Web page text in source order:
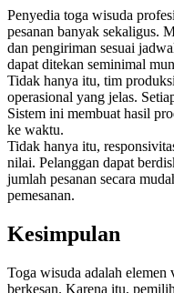
Penyedia toga wisuda
pesanan banyak sekaligus.
dan pengiriman sesuai
dapat ditekan seminimal
Tidak hanya itu, tim
operasional yang jelas.
Sistem ini membuat hasil
ke waktu.
Tidak hanya itu,
nilai. Pelanggan dapat
jumlah pesanan secara
pemesanan.
Kesimpulan
Toga wisuda adalah
berkesan. Karena itu,